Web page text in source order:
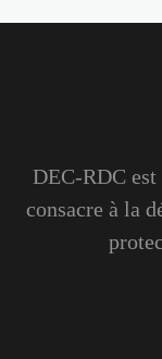
DEC-RDC
consacre à la